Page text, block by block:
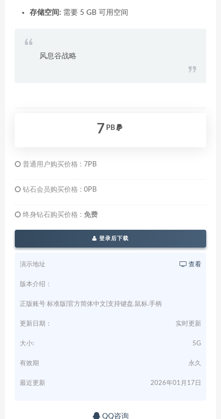
存储空间: 需要 5 GB 可用空间
风息谷战略
7 PB
普通用户购买价格 : 7PB
钻石会员购买价格 : 0PB
终身钻石购买价格 : 免费
登录后下载
演示地址 查看
版本介绍：
正版账号 标准版|官方简体中文|支持键盘.鼠标.手柄
更新日期： 实时更新
大小: 5G
有效期 永久
最近更新 2026年01月17日
QQ咨询